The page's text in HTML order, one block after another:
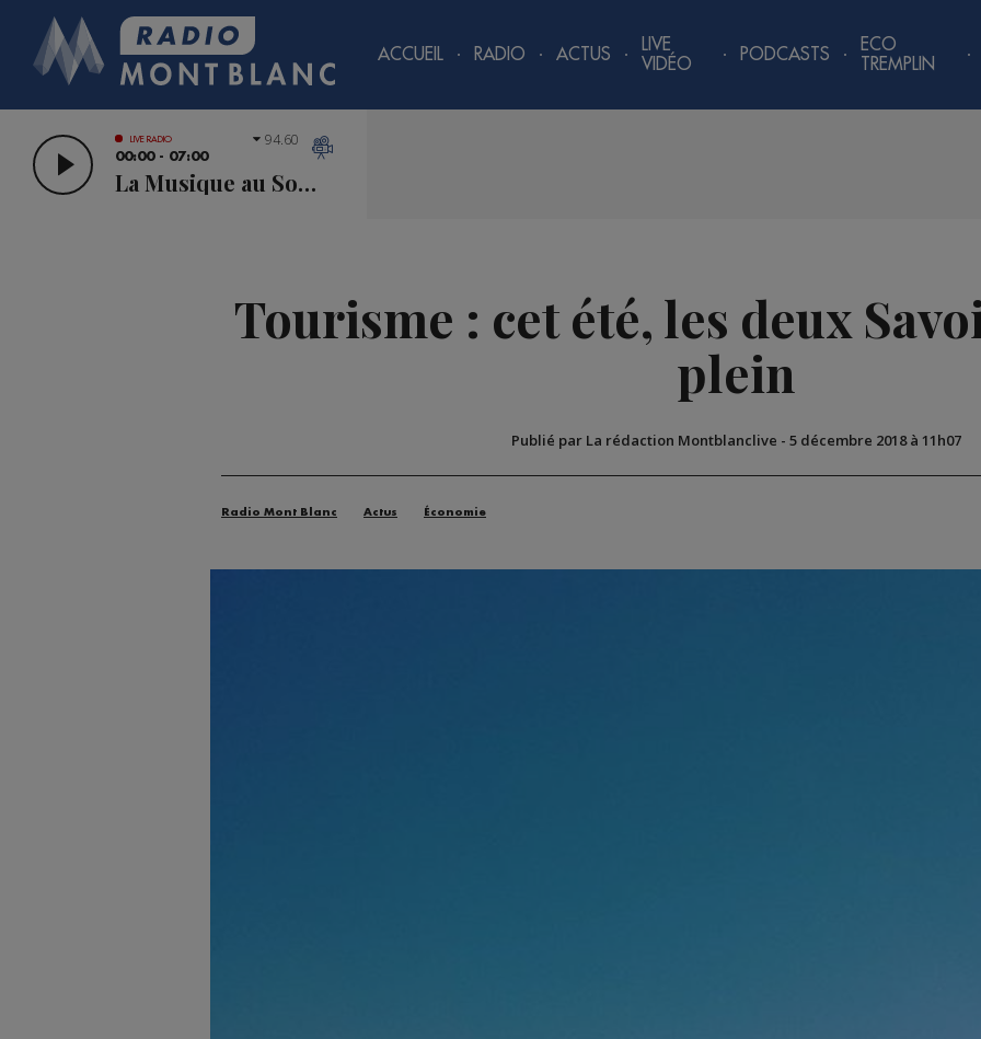
ACCUEIL RADIO ACTUS
LIVE
VIDÉO
PODCASTS
ECO
TREMPLIN
LIVE RADIO
00:00 - 07:00
La Musique au Sommet
94.60
Tourisme : cet été, les deux
plein
Publié par La rédaction Montblanclive - 5 décembre 2018 à 11h07
Radio Mont Blanc Actus Économie